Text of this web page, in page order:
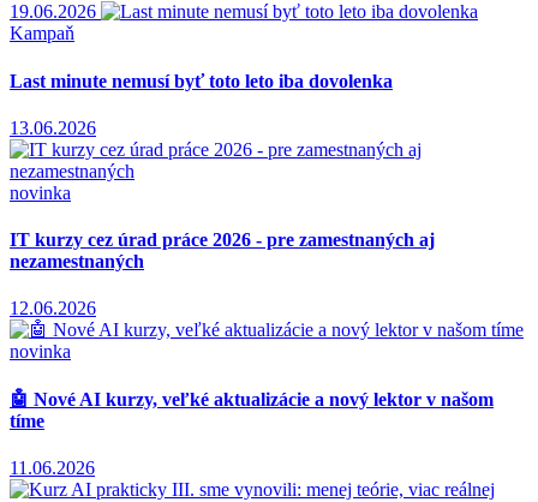
19.06.2026
Kampaň
Last minute nemusí byť toto leto iba dovolenka
13.06.2026
novinka
IT kurzy cez úrad práce 2026 - pre zamestnaných aj
nezamestnaných
12.06.2026
novinka
🤖 Nové AI kurzy, veľké aktualizácie a nový lektor v našom
tíme
11.06.2026